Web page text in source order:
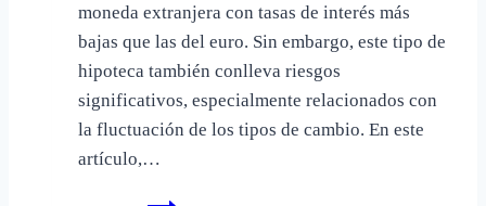
moneda extranjera con tasas de interés más
bajas que las del euro. Sin embargo, este tipo de
hipoteca también conlleva riesgos
significativos, especialmente relacionados con
la fluctuación de los tipos de cambio. En este
artículo,…